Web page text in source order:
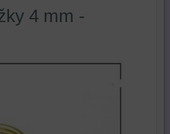
4 mm -